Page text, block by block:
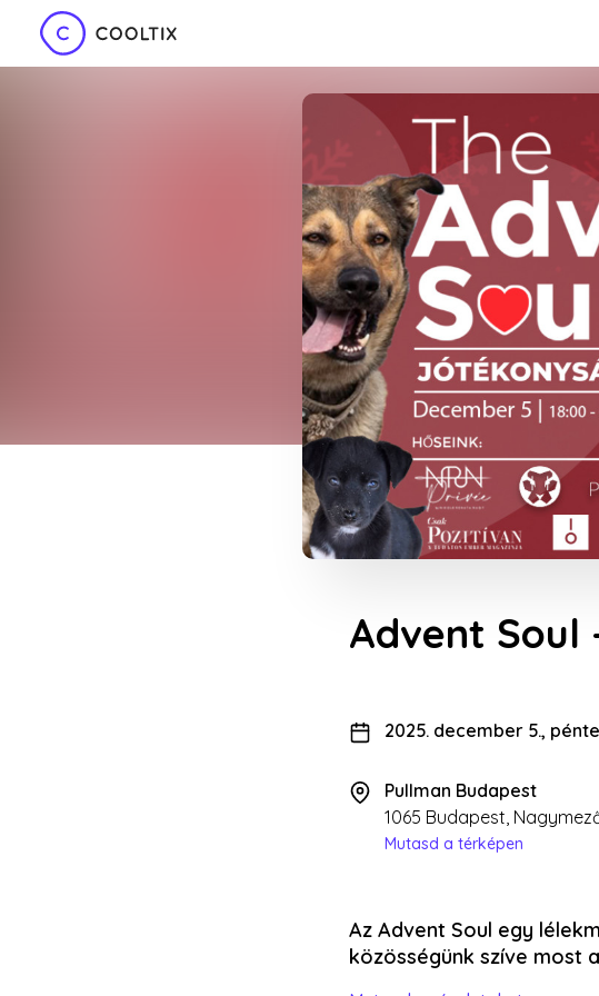
Advent
2025. december 5.,
Pullman Budapest
1065 Budapest,
Mutasd a térképen
Az Advent Soul egy
közösségünk szíve most